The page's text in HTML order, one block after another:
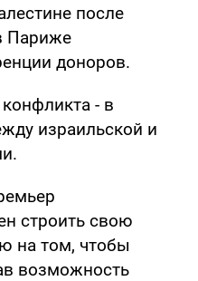
после
Париже
доноров.
- в
израильской и
строить свою
на том, чтобы
возможность